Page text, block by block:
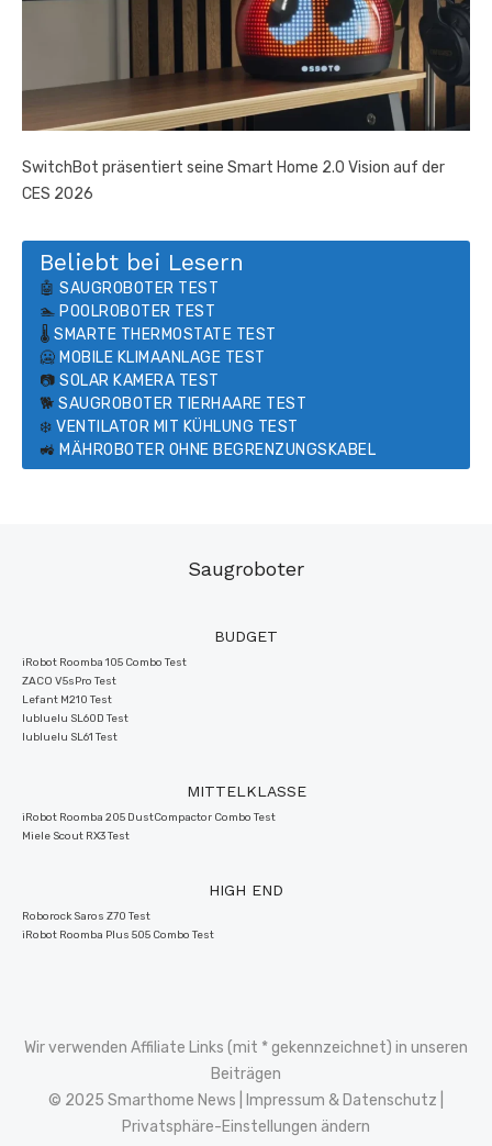
SwitchBot präsentiert seine Smart Home 2.0 Vision auf der
CES 2026
Beliebt bei Lesern
🤖 SAUGROBOTER TEST
🏊 POOLROBOTER TEST
🌡️ SMARTE THERMOSTATE TEST
🥶 MOBILE KLIMAANLAGE TEST
📷 SOLAR KAMERA TEST
🐕 SAUGROBOTER TIERHAARE TEST
❄️ VENTILATOR MIT KÜHLUNG TEST
🚜 MÄHROBOTER OHNE BEGRENZUNGSKABEL
Saugroboter
BUDGET
iRobot Roomba 105 Combo Test
ZACO V5sPro Test
Lefant M210 Test
lubluelu SL60D Test
lubluelu SL61 Test
MITTELKLASSE
iRobot Roomba 205 DustCompactor Combo Test
Miele Scout RX3 Test
HIGH END
Roborock Saros Z70 Test
iRobot Roomba Plus 505 Combo Test
Wir verwenden Affiliate Links (mit * gekennzeichnet) in unseren
Beiträgen
© 2025 Smarthome News |
Impressum & Datenschutz
Privatsphäre-Einstellungen ändern